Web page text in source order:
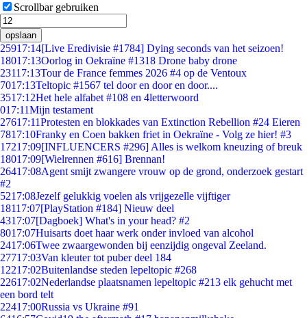
Scrollbar gebruiken
opslaan
25917:14[Live Eredivisie #1784] Dying seconds van het seizoen!
18017:13Oorlog in Oekraïne #1318 Drone baby drone
23117:13Tour de France femmes 2026 #4 op de Ventoux
7017:13Teltopic #1567 tel door en door en door....
3517:12Het hele alfabet #108 en 4letterwoord
017:11Mijn testament
27617:11Protesten en blokkades van Extinction Rebellion #24 Eieren
7817:10Franky en Coen bakken friet in Oekraïne - Volg ze hier! #3
17217:09[INFLUENCERS #296] Alles is welkom kneuzing of breuk
18017:09[Wielrennen #616] Brennan!
26417:08Agent smijt zwangere vrouw op de grond, onderzoek gestart
#2
5217:08Jezelf gelukkig voelen als vrijgezelle vijftiger
18117:07[PlayStation #184] Nieuw deel
4317:07[Dagboek] What's in your head? #2
8017:07Huisarts doet haar werk onder invloed van alcohol
2417:06Twee zwaargewonden bij eenzijdig ongeval Zeeland.
27717:03Van kleuter tot puber deel 184
12217:02Buitenlandse steden lepeltopic #268
22617:02Nederlandse plaatsnamen lepeltopic #213 elk gehucht met
een bord telt
22417:00Russia vs Ukraine #91